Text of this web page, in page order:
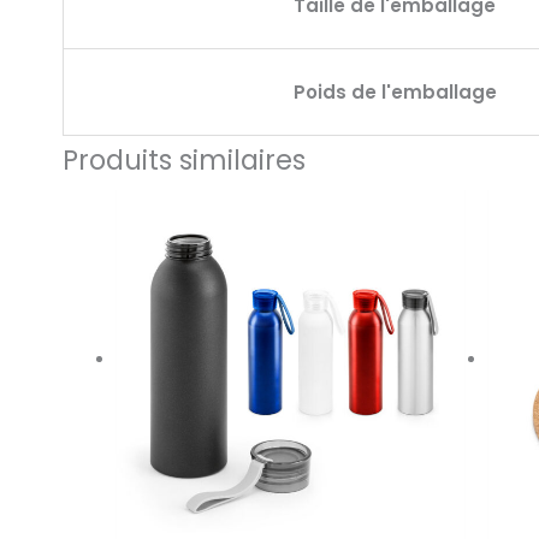
Taille de l'emballage
Poids de l'emballage
Produits similaires